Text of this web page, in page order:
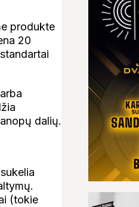
produkte
20
dalių.
(tokie